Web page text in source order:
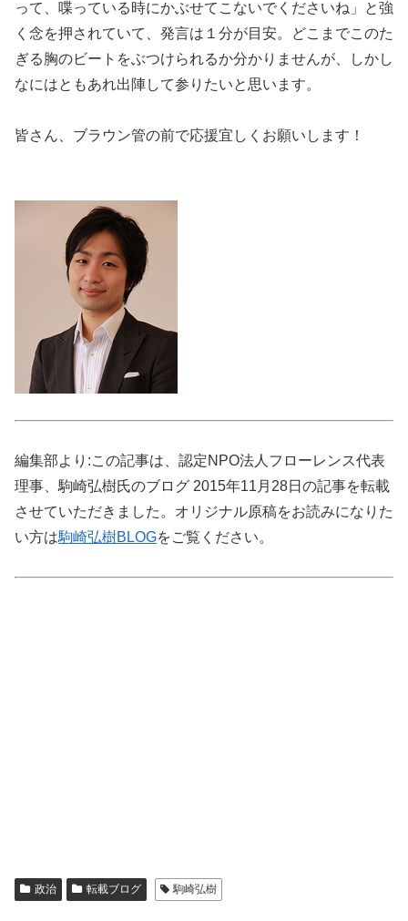
って、喋っている時にかぶせてこないでくださいね」と強
く念を押されていて、発言は１分が目安。どこまでこのた
ぎる胸のビートをぶつけられるか分かりませんが、しかし
なにはともあれ出陣して参りたいと思います。
皆さん、ブラウン管の前で応援宜しくお願いします！
編集部より:この記事は、認定NPO法人フローレンス代表
理事、駒崎弘樹氏のブログ 2015年11月28日の記事を転載
させていただきました。オリジナル原稿をお読みになりた
い方は駒崎弘樹BLOGをご覧ください。
政治 転載ブログ 駒崎弘樹